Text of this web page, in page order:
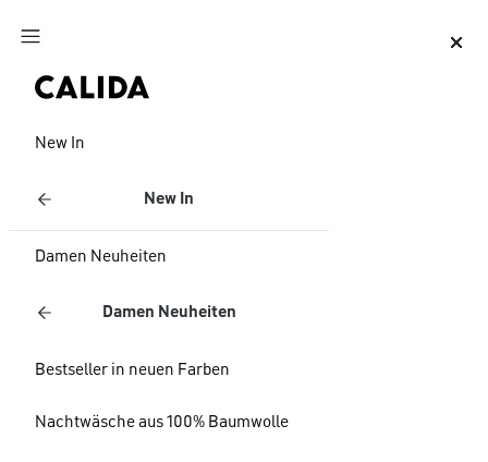
Zum Hauptinhalt springen
New In
New In
Damen Neuheiten
Damen Neuheiten
Bestseller in neuen Farben
Nachtwäsche aus 100% Baumwolle